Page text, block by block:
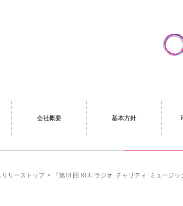
会社概要 基本方針
リリーストップ 『第18 回 RCC ラジオ･チャリティ･ミュージ